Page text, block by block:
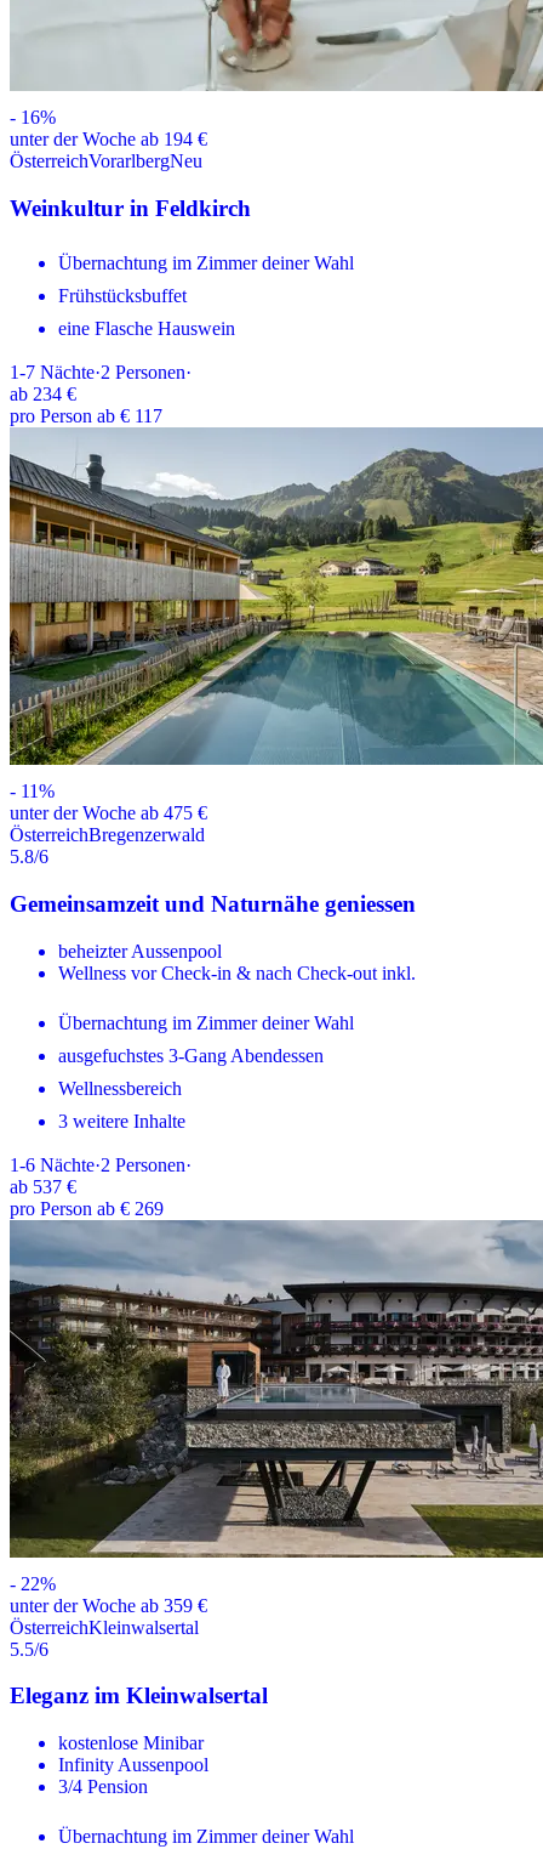
- 16%
unter der Woche ab 194 €
ÖsterreichVorarlbergNeu
Weinkultur in Feldkirch
Übernachtung im Zimmer deiner Wahl
Frühstücksbuffet
eine Flasche Hauswein
1-7 Nächte·2 Personen·
ab 234 €
pro Person ab € 117
- 11%
unter der Woche ab 475 €
ÖsterreichBregenzerwald
5.8/6
Gemeinsamzeit und Naturnähe geniessen
beheizter Aussenpool
Wellness vor Check-in & nach Check-out inkl.
Übernachtung im Zimmer deiner Wahl
ausgefuchstes 3-Gang Abendessen
Wellnessbereich
3 weitere Inhalte
1-6 Nächte·2 Personen·
ab 537 €
pro Person ab € 269
- 22%
unter der Woche ab 359 €
ÖsterreichKleinwalsertal
5.5/6
Eleganz im Kleinwalsertal
kostenlose Minibar
Infinity Aussenpool
3/4 Pension
Übernachtung im Zimmer deiner Wahl